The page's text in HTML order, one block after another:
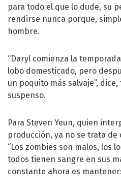
para todo el que lo dude, su
rendirse nunca porque,
hombre.
“Daryl comienza la
lobo domesticado, pero
un poquito más salvaje”,
suspenso.
Para Steven Yeun, quien
producción, ya no se trata de
“Los zombies son malos, los
todos tienen sangre en sus
constante ahora es